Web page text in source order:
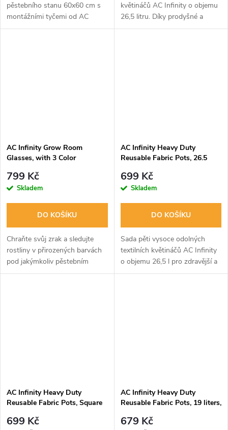
pěstebního stanu 60x60 cm s
montážními tyčemi od AC
Infinity. Tato sada 4 ocelových
květináčů AC Infinity o objemu
26,5 litru. Díky prodyšné a
odolné textilii podporují zdravý
AC Infinity Grow Room
Glasses, with 3 Color
799 Kč
Skladem
DO KOŠÍKU
Chraňte svůj zrak a sledujte
rostliny v přirozených barvách
pod jakýmkoliv pěstebním
světlem. Brýle AC Infinity s
AC Infinity Heavy Duty
Reusable Fabric Pots, 26.5
699 Kč
Skladem
DO KOŠÍKU
Sada pěti vysoce odolných
textilních květináčů AC Infinity
o objemu 26,5 l pro zdravější a
silnější rostliny. Podporují
AC Infinity Heavy Duty
Reusable Fabric Pots, Square
699 Kč
AC Infinity Heavy Duty
Reusable Fabric Pots, 19 liters,
679 Kč